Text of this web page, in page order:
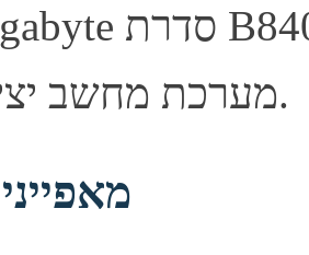
מערכת מחשב יציבה ואמינה.